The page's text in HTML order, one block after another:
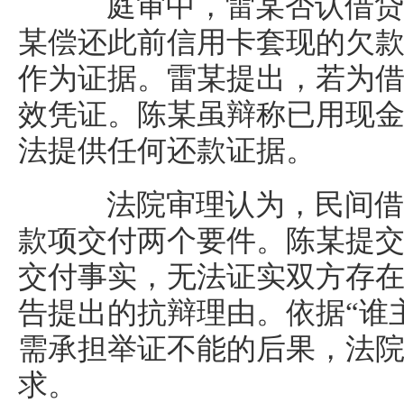
某偿还此前信用卡套现的欠
作为证据。雷某提出，若为
效凭证。陈某虽辩称已用现
法提供任何还款证据。
法院审理认为，民间借
款项交付两个要件。陈某提
交付事实，无法证实双方存
告提出的抗辩理由。依据“谁
需承担举证不能的后果，法
求。